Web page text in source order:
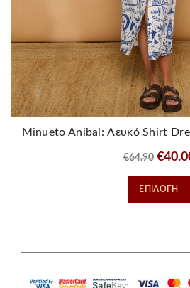
Minueto Anibal: Λευκό Shirt
€64.90
price
was:
€
ΕΠΙΛΟΓΉ